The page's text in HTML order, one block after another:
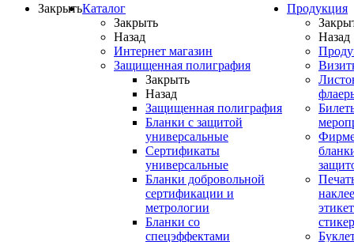
ЗакрытьКаталог
Закрыть
Назад
Интернет магазин
Защищенная полиграфия
Закрыть
Назад
Защищенная полиграфия
Бланки с защитой
универсальные
Сертификаты
универсальные
Бланки добровольной
сертификации и
метрологии
Бланки со
спецэффектами
Продукция
Назад